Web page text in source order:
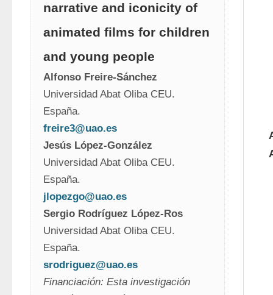
narrative and iconicity of
animated films for children
and young people
Alfonso Freire-Sánchez
Universidad Abat Oliba CEU.
España.
freire3@uao.es
Jesús López-González
Universidad Abat Oliba CEU.
España.
jlopezgo@uao.es
Sergio Rodríguez López-Ros
Universidad Abat Oliba CEU.
España.
srodriguez@uao.es
Financiación: Esta investigación